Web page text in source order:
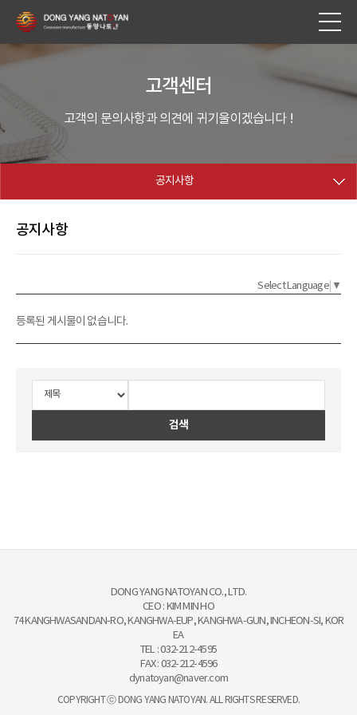
고객센터
고객의 문의사항과 의견에 귀기울이겠습니다 !
공지사항
공지사항
Select Language ▼
등록된 게시물이 없습니다.
검색
DONG YANG NATOYAN CO., LTD.
CEO : KIM MIN HO
74 KANGHWASANDAN-RO, KANGHWA-EUP, KANGHWA-GUN, INCHEON-SI, KOR
EA
TEL : 032-212-4595
FAX : 032-212-4596
dynatoyan@naver.com
COPYRIGHT ⓒ DONG YANG NATOYAN. ALL RIGHTS RESERVED.